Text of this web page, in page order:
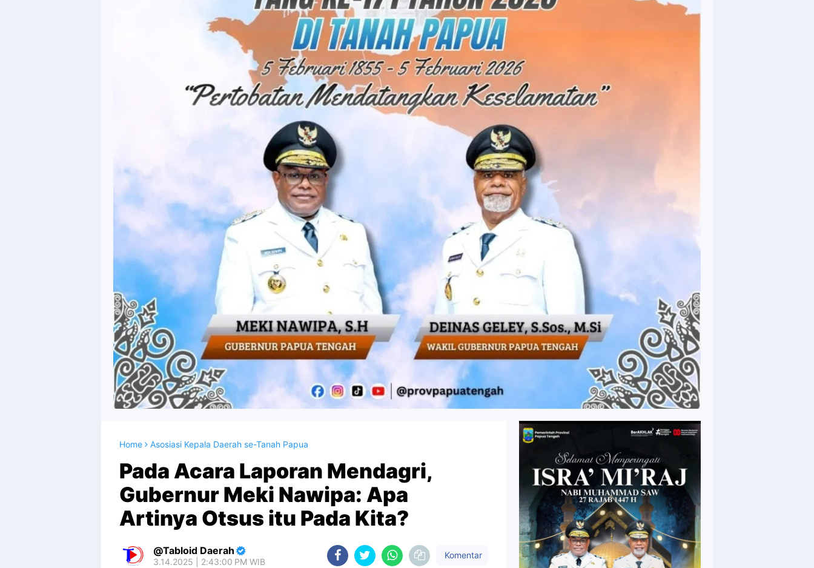
Home Asosiasi Kepala Daerah se-Tanah Papua
Pada Acara Laporan Mendagri,
Gubernur Meki Nawipa: Apa
Artinya Otsus itu Pada Kita?
Tabloid Daerah
3.14.2025 | 2:43:00 PM WIB
Komentar